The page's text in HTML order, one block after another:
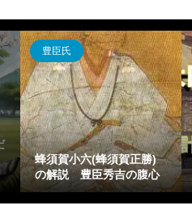
豊臣氏
蜂須賀小六(蜂須賀正勝)
の解説 豊臣秀吉の腹心